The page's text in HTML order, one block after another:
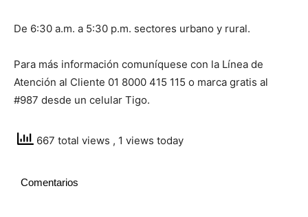
De 6:30 a.m. a 5:30 p.m. sectores urbano y rural.
Para más información comuníquese con la Línea de
Atención al Cliente 01 8000 415 115 o marca gratis al
#987 desde un celular Tigo.
667 total views , 1 views today
Comentarios